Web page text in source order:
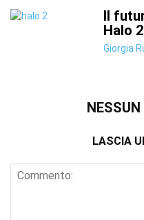
Il
Halo
Giorgia
LASCIA